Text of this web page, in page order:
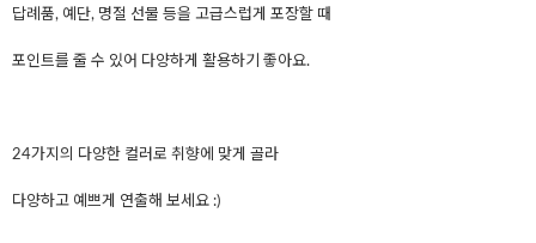
답례품, 예단, 명절 선물 등을 고급스럽게 포장할 때
포인트를 줄 수 있어 다양하게 활용하기 좋아요.
24가지의 다양한 컬러로 취향에 맞게 골라
다양하고 예쁘게 연출해 보세요 :)